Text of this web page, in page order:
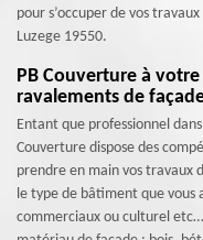
pour s’occuper de vos
Luzege 19550.
PB Couverture à
ravalements de
Entant que professionnel
Couverture dispose des
prendre en main vos travaux
le type de bâtiment que vous
commerciaux ou culturel